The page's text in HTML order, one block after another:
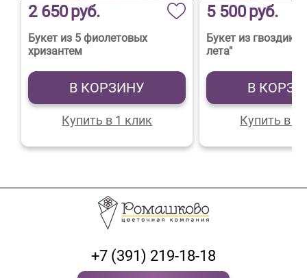
2 650руб.
Букет из 5 фиолетовых
хризантем
В КОРЗИНУ
Купить в 1 клик
5 500руб.
Букет из гвоздик
лета"
В
Купить в 1
+7 (391) 219-18-18